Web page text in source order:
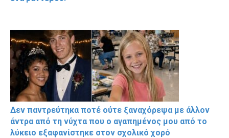
Δεν παντρεύτηκα ποτέ ούτε ξαναχόρεψα με άλλον
άντρα από τη νύχτα που ο αγαπημένος μου από το
λύκειο εξαφανίστηκε στον σχολικό χορό